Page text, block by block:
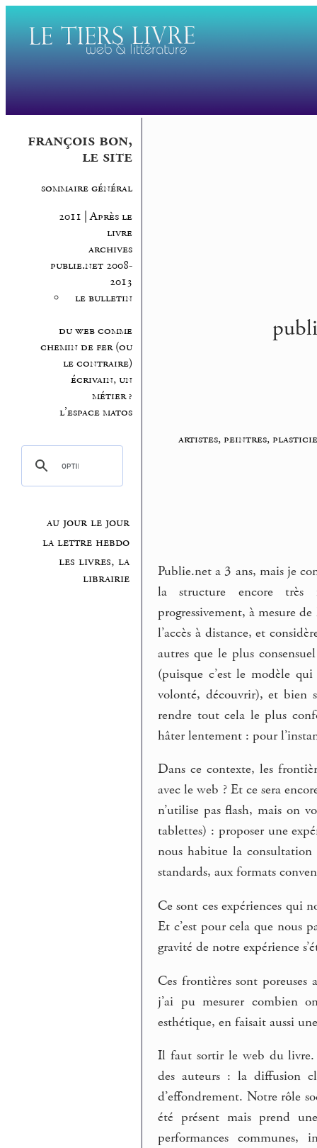
françois bon,
le site
sommaire général
2011 | Après le
livre
archives
publie.net 2008-
2013
le bulletin
du web comme
chemin de fer (ou
le contraire)
écrivain, un
métier ?
l’espace matos
au jour le jour
la lettre hebdo
les livres, la
librairie
artistes, peintres,
Publie.net a 3 ans, mais je
la structure encore
progressivement, à mesure
l’accès à distance, et
autres que le plus
(puisque c’est le modèle
volonté, découvrir), et bien
rendre tout cela le plus
hâter lentement : pour
Dans ce contexte, les
avec le web ? Et ce sera
n’utilise pas flash, mais on
tablettes) : proposer une
nous habitue la
standards, aux formats
Ce sont ces expériences qui
Et c’est pour cela que nous
gravité de notre expérience
Ces frontières sont poreuses
j’ai pu mesurer combien
esthétique, en faisait aussi
Il faut sortir le web du livre.
des auteurs : la diffusion
d’effondrement. Notre rôle
été présent mais prend
performances